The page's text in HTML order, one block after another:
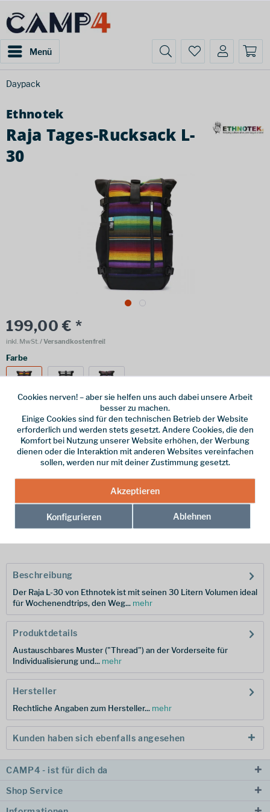
Menü
Daypack
Ethnotek
Raja Tages-Rucksack L-
30
199,00 € *
inkl. MwSt./ Versandkostenfrei!
Farbe
Online bestellen Ladenabholung
vorrätig | Lieferzeit 1-3 Werktage
In denWarenkorb
Beschreibung
Der Raja L-30 von Ethnotek ist mit seinen 30 Litern Volumen ideal
für Wochenendtrips, den Weg... mehr
Produktdetails
Austauschbares Muster ("Thread") an der Vorderseite für
Individualisierung und... mehr
Hersteller
Rechtliche Angaben zum Hersteller... mehr
Kunden haben sich ebenfalls angesehen
CAMP4 - ist für dich da
Shop Service
Cookies nerven! – aber sie helfen uns auch dabei unsere Arbeit
besser zu machen.
Einige Cookies sind für den technischen Betrieb der Website
erforderlich und werden stets gesetzt. Andere Cookies, die den
Komfort bei Nutzung unserer Website erhöhen, der Werbung
dienen oder die Interaktion mit anderen Websites vereinfachen
sollen, werden nur mit deiner Zustimmung gesetzt.
Akzeptieren
Konfigurieren Ablehnen